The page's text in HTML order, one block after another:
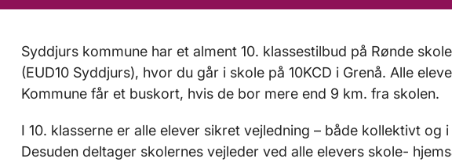
Syddjurs kommune har et alment 10. klassestilbud på Rønde
(EUD10 Syddjurs), hvor du går i skole på 10KCD i Grenå. Alle
Kommune får et buskort, hvis de bor mere end 9 km. fra skolen.
I 10. klasserne er alle elever sikret vejledning – både kollektivt og
Desuden deltager skolernes vejleder ved alle elevers skole-